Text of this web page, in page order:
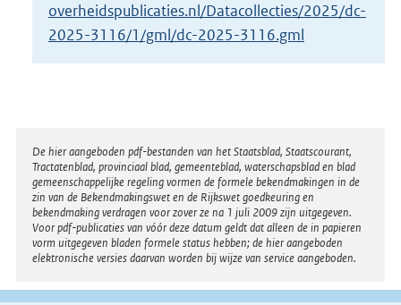
overheidspublicaties.nl/Datacollecties/2025/dc-
2025-3116/1/gml/dc-2025-3116.gml
Disclaimer
De hier aangeboden pdf-bestanden van het Staatsblad, Staatscourant,
Tractatenblad, provinciaal blad, gemeenteblad, waterschapsblad en blad
gemeenschappelijke regeling vormen de formele bekendmakingen in de
zin van de Bekendmakingswet en de Rijkswet goedkeuring en
bekendmaking verdragen voor zover ze na 1 juli 2009 zijn uitgegeven.
Voor pdf-publicaties van vóór deze datum geldt dat alleen de in papieren
vorm uitgegeven bladen formele status hebben; de hier aangeboden
elektronische versies daarvan worden bij wijze van service aangeboden.